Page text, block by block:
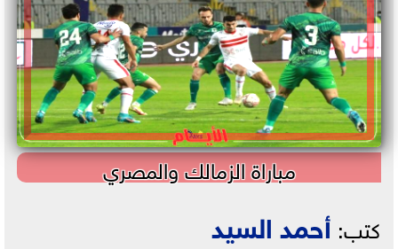
مباراة الزمالك والمصري
كتب: أحمد السيد